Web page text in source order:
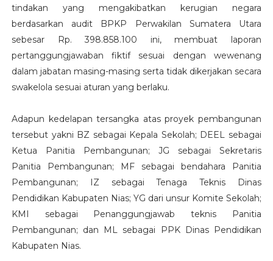
tindakan yang mengakibatkan kerugian negara
berdasarkan audit BPKP Perwakilan Sumatera Utara
sebesar Rp. 398.858.100 ini, membuat laporan
pertanggungjawaban fiktif sesuai dengan wewenang
dalam jabatan masing-masing serta tidak dikerjakan secara
swakelola sesuai aturan yang berlaku.
Adapun kedelapan tersangka atas proyek pembangunan
tersebut yakni BZ sebagai Kepala Sekolah; DEEL sebagai
Ketua Panitia Pembangunan; JG sebagai Sekretaris
Panitia Pembangunan; MF sebagai bendahara Panitia
Pembangunan; IZ sebagai Tenaga Teknis Dinas
Pendidikan Kabupaten Nias; YG dari unsur Komite Sekolah;
KMI sebagai Penanggungjawab teknis Panitia
Pembangunan; dan ML sebagai PPK Dinas Pendidikan
Kabupaten Nias.